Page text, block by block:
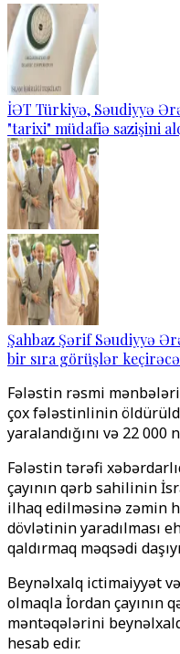
İƏT Türkiyə, Səudiyyə
"tarixi" müdafiə sazişini
Şahbaz Şərif Səudiyyə
bir sıra görüşlər
Fələstin rəsmi
çox fələstinlinin
yaralandığını və 22
Fələstin tərəfi
çayının qərb sahilinin
ilhaq edilməsinə zəmin
dövlətinin yaradılması
qaldırmaq məqsədi
Beynəlxalq ictimaiyyət
olmaqla İordan çayının
məntəqələrini
hesab edir.